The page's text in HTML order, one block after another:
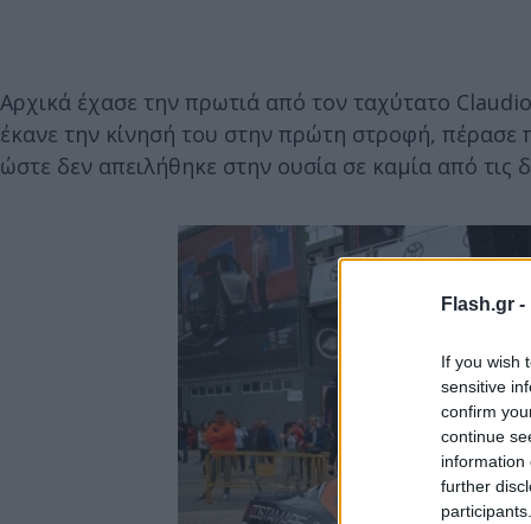
Flash.gr -
If you wish
sensitive
confirm
continue
information
further
Αρχικά έχασε την πρωτιά από τον ταχύτατο
έκανε την κίνησή του στην πρώτη στροφή, πέρασε
ώστε δεν απειλήθηκε στην ουσία σε καμία από